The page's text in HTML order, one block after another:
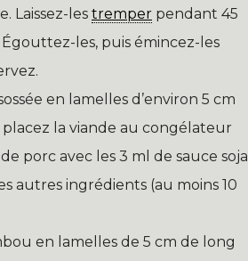
Laissez-les tremper pendant 45
les, puis émincez-les
en lamelles d’environ 5 cm
la viande au congélateur
porc avec les 3 ml de sauce soja
autres ingrédients (au moins 10
en lamelles de 5 cm de long